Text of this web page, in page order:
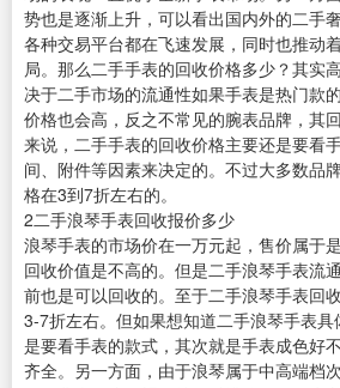
势也是逐渐上升，可以看出国内外的二手
各种交易平台都在飞速发展，同时也推动
局。那么二手手表的回收价格多少？其实
决于二手市场的流通性如果手表是热门款
价格也会高，反之不常见的腕表品牌，其
来说，二手手表的回收价格主要还是要看
间、附件等因素来决定的。不过大多数品
格在3到7折左右的。
2二手浪琴手表回收报价多少
浪琴手表的市场价在一万元起，售价属于
回收价值是不高的。但是二手浪琴手表流
前也是可以回收的。至于二手浪琴手表回
3-7折左右。但如果想知道二手浪琴手表
是要看手表的款式，其次就是手表成色好
齐全。另一方面，由于浪琴属于中高端档